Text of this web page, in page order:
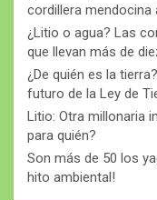
cordillera mendocina
¿Litio o agua? Las
que llevan más de
¿De quién es la
futuro de la Ley de
Litio: Otra millonaria
para quién?
Son más de 50 los
hito ambiental!